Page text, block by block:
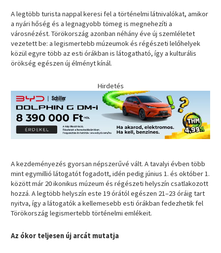
A legtöbb turista nappal keresi fel a történelmi látnivalókat, amikor
a nyári hőség és a legnagyobb tömeg is megnehezíti a
városnézést. Törökország azonban néhány éve új szemléletet
vezetett be: a legismertebb múzeumok és régészeti lelőhelyek
közül egyre több az esti órákban is látogatható, így a kulturális
örökség egészen új élményt kínál.
Hirdetés
A kezdeményezés gyorsan népszerűvé vált. A tavalyi évben több
mint egymillió látogatót fogadott, idén pedig június 1. és október 1.
között már 20 ikonikus múzeum és régészeti helyszín csatlakozott
hozzá. A legtöbb helyszín este 19 órától egészen 21–23 óráig tart
nyitva, így a látogatók a kellemesebb esti órákban fedezhetik fel
Törökország legismertebb történelmi emlékeit.
Az ókor teljesen új arcát mutatja